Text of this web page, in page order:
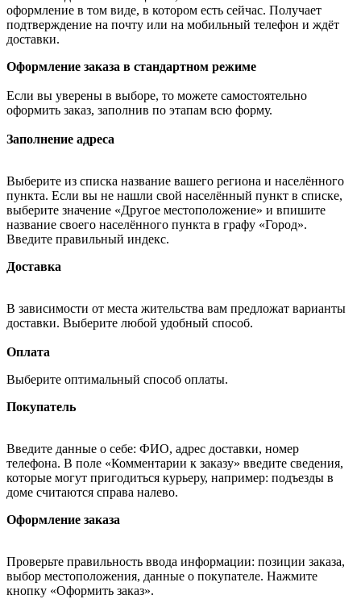
оформление в том виде, в котором есть сейчас. Получает
подтверждение на почту или на мобильный телефон и ждёт
доставки.
Оформление заказа в стандартном режиме
Если вы уверены в выборе, то можете самостоятельно
оформить заказ, заполнив по этапам всю форму.
Заполнение адреса
Выберите из списка название вашего региона и населённого
пункта. Если вы не нашли свой населённый пункт в списке,
выберите значение «Другое местоположение» и впишите
название своего населённого пункта в графу «Город».
Введите правильный индекс.
Доставка
В зависимости от места жительства вам предложат варианты
доставки. Выберите любой удобный способ.
Оплата
Выберите оптимальный способ оплаты.
Покупатель
Введите данные о себе: ФИО, адрес доставки, номер
телефона. В поле «Комментарии к заказу» введите сведения,
которые могут пригодиться курьеру, например: подъезды в
доме считаются справа налево.
Оформление заказа
Проверьте правильность ввода информации: позиции заказа,
выбор местоположения, данные о покупателе. Нажмите
кнопку «Оформить заказ».